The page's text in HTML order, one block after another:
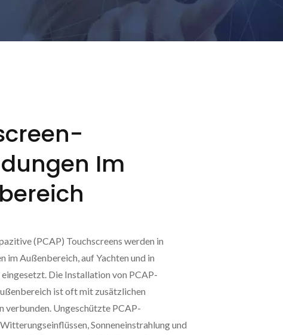
Im
(PCAP) Touchscreens werden in
im Außenbereich, auf Yachten und in
Die Installation von PCAP-
ist oft mit zusätzlichen
verbunden. Ungeschützte PCAP-
Sonneneinstrahlung und